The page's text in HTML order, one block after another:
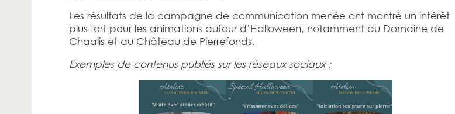
Les résultats de la campagne de communication menée ont montré un intérêt
plus fort pour les animations autour d’Halloween, notamment au Domaine de
Chaalis et au Château de Pierrefonds.
Exemples de contenus publiés sur les réseaux sociaux :